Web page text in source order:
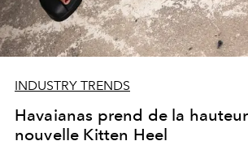
INDUSTRY TRENDS
Havaianas prend de la
nouvelle Kitten Heel